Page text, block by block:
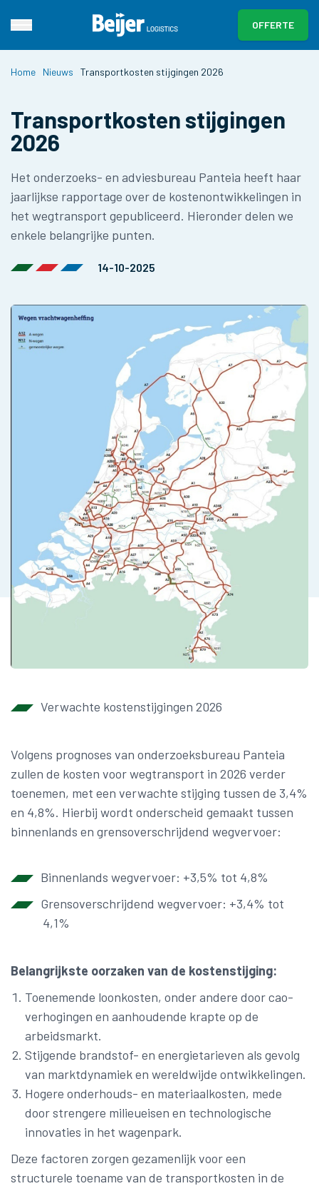
OFFERTE
Home Nieuws Transportkosten stijgingen 2026
Transportkosten stijgingen
2026
Het onderzoeks- en adviesbureau Panteia heeft haar
jaarlijkse rapportage over de kostenontwikkelingen in
het wegtransport gepubliceerd. Hieronder delen we
enkele belangrijke punten.
14-10-2025
Verwachte kostenstijgingen 2026
Volgens prognoses van onderzoeksbureau Panteia
zullen de kosten voor wegtransport in 2026 verder
toenemen, met een verwachte stijging tussen de 3,4%
en 4,8%. Hierbij wordt onderscheid gemaakt tussen
binnenlands en grensoverschrijdend wegvervoer:
Binnenlands wegvervoer: +3,5% tot 4,8%
Grensoverschrijdend wegvervoer: +3,4% tot
4,1%
Belangrijkste oorzaken van de kostenstijging:
Toenemende loonkosten, onder andere door cao-
verhogingen en aanhoudende krapte op de
arbeidsmarkt.
Stijgende brandstof- en energietarieven als gevolg
van marktdynamiek en wereldwijde ontwikkelingen.
Hogere onderhouds- en materiaalkosten, mede
door strengere milieueisen en technologische
innovaties in het wagenpark.
Deze factoren zorgen gezamenlijk voor een
structurele toename van de transportkosten in de